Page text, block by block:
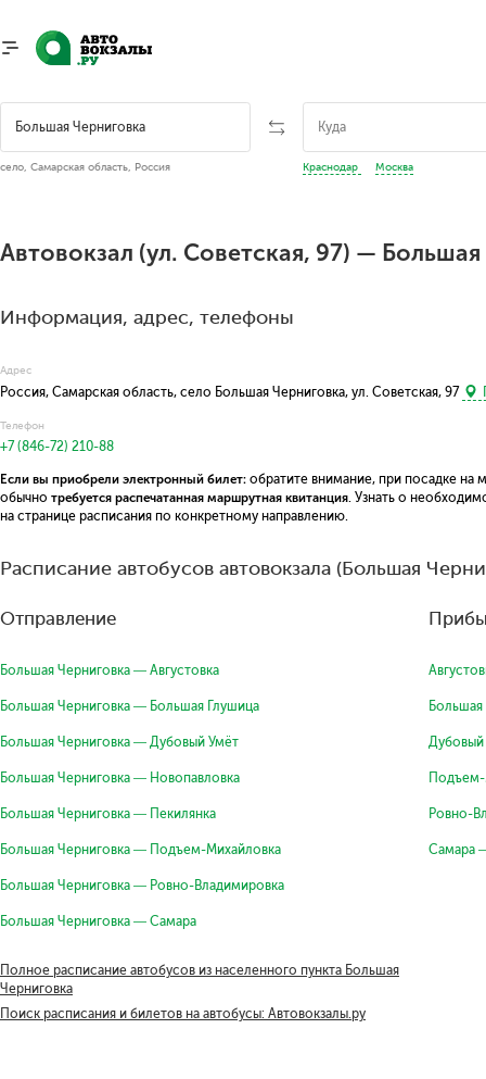
село, Самарская область, Россия Краснодар Москва
Автовокзал (ул. Советская, 97) —
Информация, адрес, телефоны
Адрес
Россия, Самарская область, село Большая Черниговка, ул. Советская, 97
Телефон
+7 (846-72) 210-88
Если вы приобрели электронный билет: обратите внимание, при посадке
обычно требуется распечатанная маршрутная квитанция. Узнать о
на странице расписания по конкретному направлению.
Расписание автобусов автовокзала (Большая
Отправление
Большая Черниговка — Августовка
Большая Черниговка — Большая Глушица
Большая Черниговка — Дубовый Умёт
Большая Черниговка — Новопавловка
Большая Черниговка — Пекилянка
Большая Черниговка — Подъем-Михайловка
Большая Черниговка — Ровно-Владимировка
Большая Черниговка — Самара
Дубовый
Ровно-
Самара
Полное расписание автобусов из населенного пункта Большая
Черниговка
Поиск расписания и билетов на автобусы: Автовокзалы.ру